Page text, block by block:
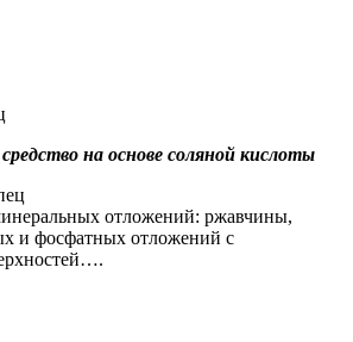
на основе соляной кислоты
отложений: ржавчины,
и фосфатных отложений с